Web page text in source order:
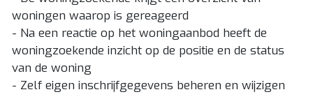
woningen waarop is gereageerd
- Na een reactie op het woningaanbod heeft de
woningzoekende inzicht op de positie en de status
van de woning
- Zelf eigen inschrijfgegevens beheren en wijzigen